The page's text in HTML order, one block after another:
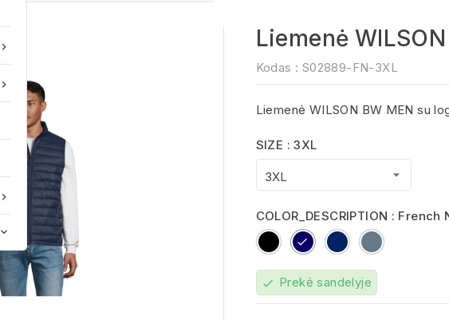




Liemenė
Kodas : S02889-FN-3XL
Liemenė WILSON BW MEN su
SIZE : 3XL
COLOR_DESCRIPTION : French
BlackFrench
Navy
royal
blue
metal
grey
check Prekė sandelyje